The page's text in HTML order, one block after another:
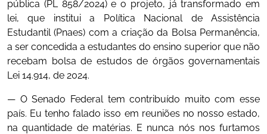
pública (PL 858/2024) e o projeto, já transformado em
lei, que institui a Política Nacional de Assistência
Estudantil (Pnaes) com a criação da Bolsa Permanência,
a ser concedida a estudantes do ensino superior que não
recebam bolsa de estudos de órgãos governamentais
Lei 14.914, de 2024.
— O Senado Federal tem contribuído muito com esse
país. Eu tenho falado isso em reuniões no nosso estado,
na quantidade de matérias. E nunca nós nos furtamos